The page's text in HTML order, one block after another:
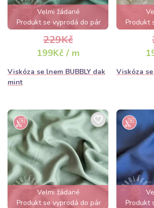
Velmi žádané
Produkt se vyprodá do pár
hodin
229Kč
199Kč / m
Viskóza se lnem BUBBLY dak
mint
Produkt
Viskóza se
Velmi žádané
Produkt se vyprodá do pár
Produkt